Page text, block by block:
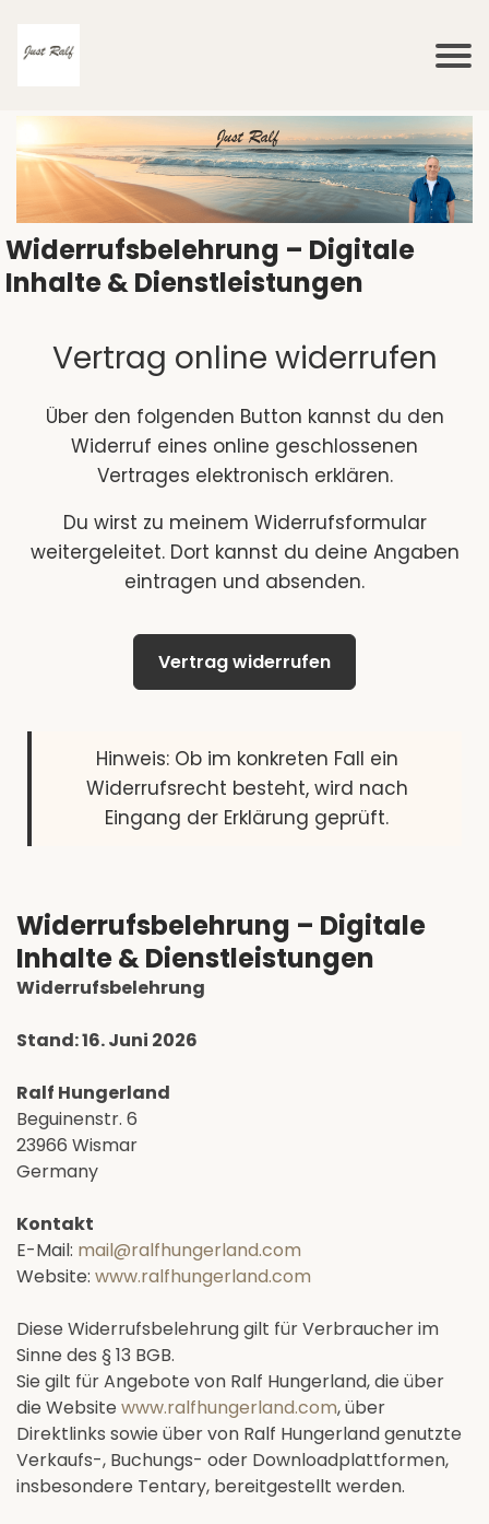
Widerrufsbelehrung – Digitale
Inhalte & Dienstleistungen
Vertrag online widerrufen
Über den folgenden Button kannst du den
Widerruf eines online geschlossenen
Vertrages elektronisch erklären.
Du wirst zu meinem Widerrufsformular
weitergeleitet. Dort kannst du deine Angaben
eintragen und absenden.
Vertrag widerrufen
Hinweis: Ob im konkreten Fall ein
Widerrufsrecht besteht, wird nach
Eingang der Erklärung geprüft.
Widerrufsbelehrung – Digitale
Inhalte & Dienstleistungen
Widerrufsbelehrung
Stand: 16. Juni 2026
Ralf Hungerland
Beguinenstr. 6
23966 Wismar
Germany
Kontakt
E-Mail: mail@ralfhungerland.com
Website: www.ralfhungerland.com
Diese Widerrufsbelehrung gilt für Verbraucher im
Sinne des § 13 BGB.
Sie gilt für Angebote von Ralf Hungerland, die über
die Website www.ralfhungerland.com, über
Direktlinks sowie über von Ralf Hungerland genutzte
Verkaufs-, Buchungs- oder Downloadplattformen,
insbesondere Tentary, bereitgestellt werden.